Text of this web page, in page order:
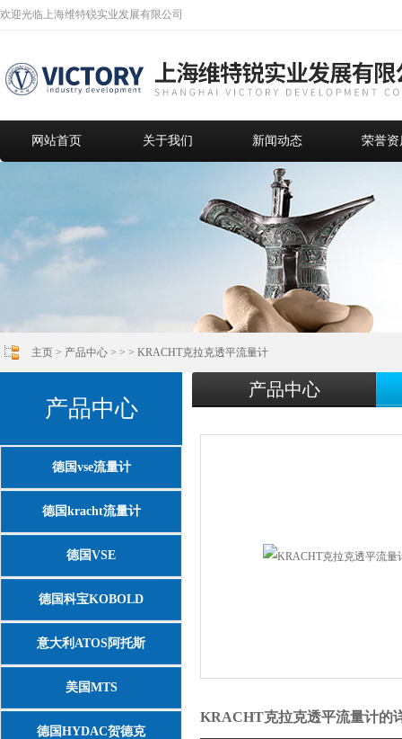
欢迎光临上海维特锐实业发展有限公司
网站首页 关于我们 新闻动态 荣誉资
主页 > 产品中心 > > > KRACHT克拉克透平流量计
产品中心
德国vse流量计
德国kracht流量计
德国VSE
德国科宝KOBOLD
意大利ATOS阿托斯
美国MTS
德国HYDAC贺德克
产品中心
KRACHT克拉克透平流量计的